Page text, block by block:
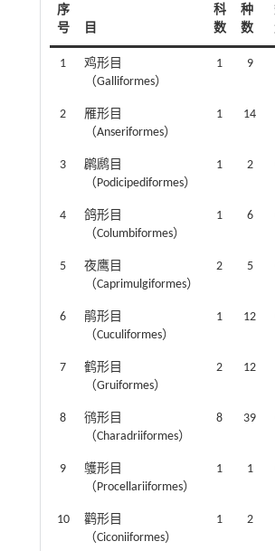
序
号
目
科
数
种
数
1
鸡形目
（Galliformes）
1 9
2
雁形目
（Anseriformes）
1 14
3
䴙䴘目
（Podicipediformes）
1 2
4
鸽形目
（Columbiformes）
1 6
5
夜鹰目
（Caprimulgiformes）
2 5
6
鹃形目
（Cuculiformes）
1 12
7
鹤形目
（Gruiformes）
2 12
8
鸻形目
（Charadriiformes）
8 39
9
鹱形目
（Procellariiformes）
1 1
10
鹳形目
（Ciconiiformes）
1 2